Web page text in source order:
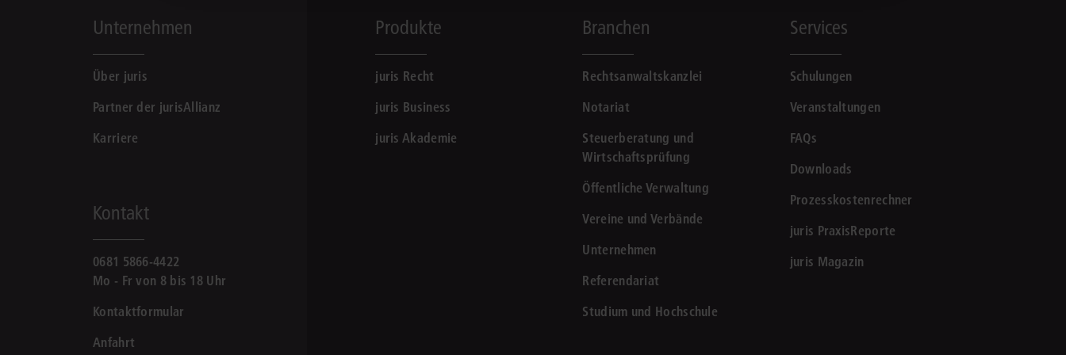
Unternehmen
Über juris
Partner der jurisAllianz
Karriere
Kontakt
0681 5866-4422
Mo - Fr von 8 bis 18 Uhr
Kontaktformular
Anfahrt
Produkte
juris Recht
juris Business
juris Akademie
Branchen
Rechtsanwaltskanzlei
Notariat
Steuerberatung und
Wirtschaftsprüfung
Öffentliche Verwaltung
Vereine und Verbände
Unternehmen
Referendariat
Studium und Hochschule
Services
Schulungen
Veranstaltungen
FAQs
Downloads
Prozesskostenrechner
juris PraxisReporte
juris Magazin